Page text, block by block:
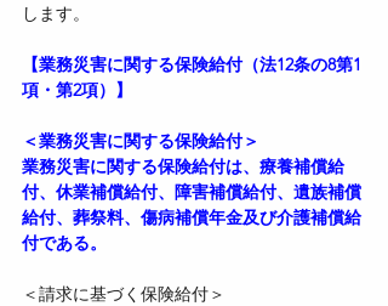
します。
【業務災害に関する保険給付（法12条の8第1
項・第2項）】
＜業務災害に関する保険給付＞
業務災害に関する保険給付は、療養補償給
付、休業補償給付、障害補償給付、遺族補償
給付、葬祭料、傷病補償年金及び介護補償給
付である。
＜請求に基づく保険給付＞